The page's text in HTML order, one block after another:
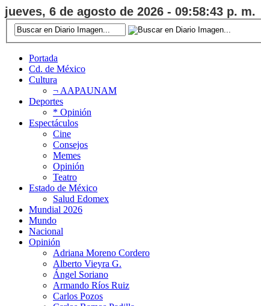
jueves, 6 de agosto de 2026 - 09:58:43 p. m.
Portada
Cd. de México
Cultura
¬ AAPAUNAM
Deportes
* Opinión
Espectáculos
Cine
Consejos
Memes
Opinión
Teatro
Estado de México
Salud Edomex
Mundial 2026
Mundo
Nacional
Opinión
Adriana Moreno Cordero
Alberto Vieyra G.
Ángel Soriano
Armando Ríos Ruiz
Carlos Pozos